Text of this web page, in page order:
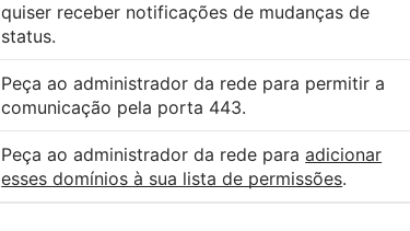
quiser receber notificações de mudanças de
status.
Peça ao administrador da rede para permitir a
comunicação pela porta 443.
Peça ao administrador da rede paraadicionar
esses domínios à sua lista de permissões.